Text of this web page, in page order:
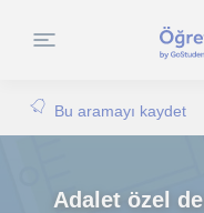
Bu aramayı kaydet
Adalet özel